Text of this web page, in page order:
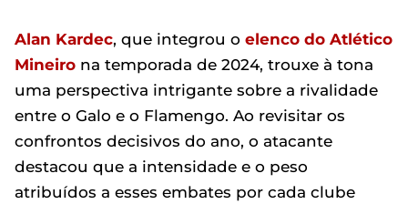
Alan Kardec, que integrou o elenco do Atlético
Mineiro na temporada de 2024, trouxe à tona
uma perspectiva intrigante sobre a rivalidade
entre o Galo e o Flamengo. Ao revisitar os
confrontos decisivos do ano, o atacante
destacou que a intensidade e o peso
atribuídos a esses embates por cada clube